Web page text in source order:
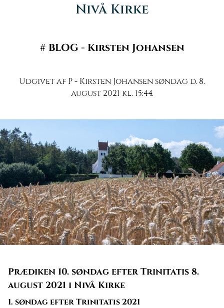
Nivå Kirke
# BLOG - Kirsten Johansen
Udgivet af P - Kirsten Johansen søndag d. 8.
august 2021 kl. 15:44.
Prædiken 10. søndag efter Trinitatis 8.
august 2021 i Nivå Kirke
1. søndag efter Trinitatis 2021